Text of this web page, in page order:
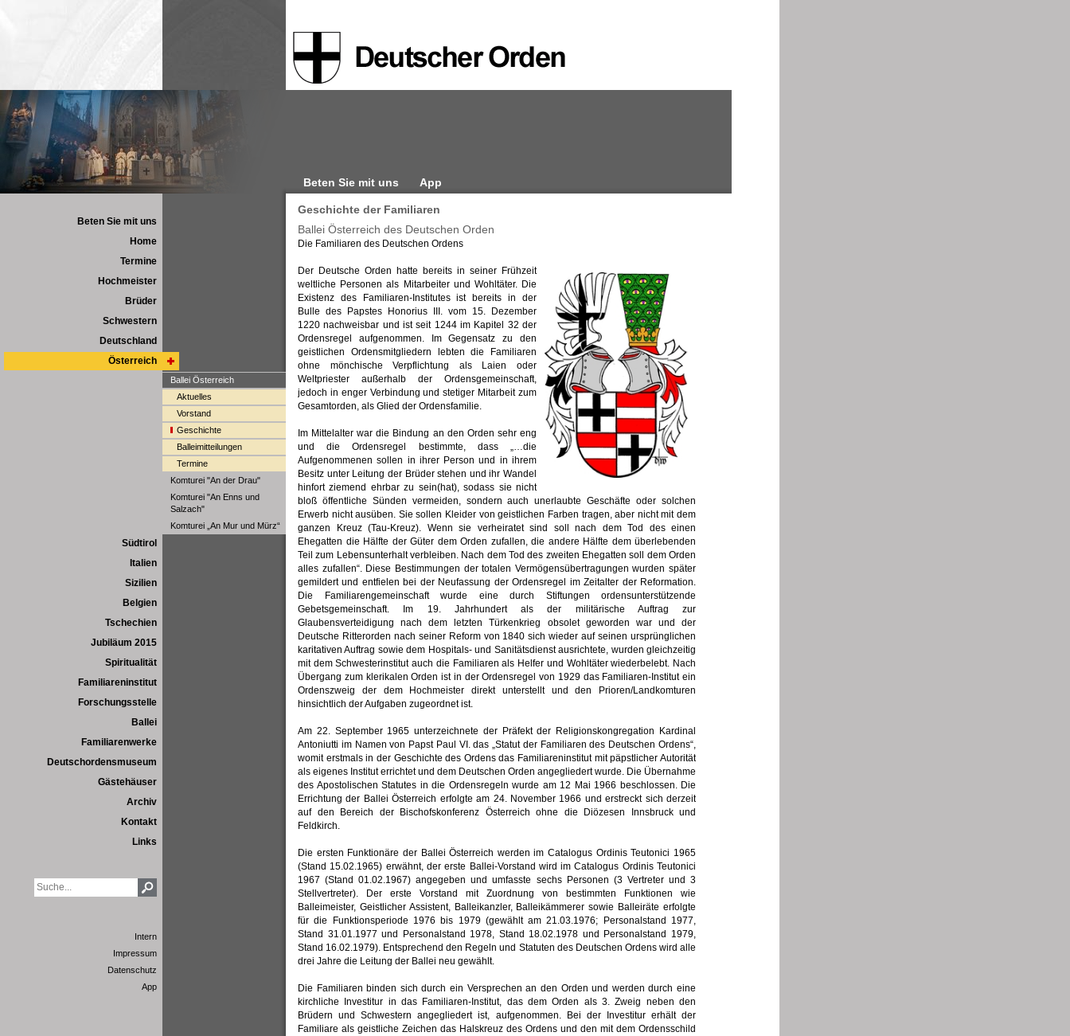
Beten Sie mit uns App
Beten Sie mit uns
Home
Termine
Hochmeister
Brüder
Schwestern
Deutschland
Österreich
Ballei Österreich
Aktuelles
Vorstand
Geschichte
Balleimitteilungen
Termine
Komturei "An der Drau"
Komturei "An Enns und
Salzach"
Komturei „An Mur und Mürz“
Südtirol
Italien
Sizilien
Belgien
Tschechien
Jubiläum 2015
Spiritualität
Familiareninstitut
Forschungsstelle
Ballei
Familiarenwerke
Deutschordensmuseum
Gästehäuser
Archiv
Kontakt
Links
Intern
Impressum
Datenschutz
App
Geschichte der Familiaren
Ballei Österreich des Deutschen Orden
Die Familiaren des Deutschen Ordens
Der Deutsche Orden hatte bereits in seiner Frühzeit
weltliche Personen als Mitarbeiter und Wohltäter. Die
Existenz des Familiaren-Institutes ist bereits in der
Bulle des Papstes Honorius III. vom 15. Dezember
1220 nachweisbar und ist seit 1244 im Kapitel 32 der
Ordensregel aufgenommen. Im Gegensatz zu den
geistlichen Ordensmitgliedern lebten die Familiaren
ohne mönchische Verpflichtung als Laien oder
Weltpriester außerhalb der Ordensgemeinschaft,
jedoch in enger Verbindung und stetiger Mitarbeit zum
Gesamtorden, als Glied der Ordensfamilie.
Im Mittelalter war die Bindung an den Orden sehr eng
und die Ordensregel bestimmte, dass „…die
Aufgenommenen sollen in ihrer Person und in ihrem
Besitz unter Leitung der Brüder stehen und ihr Wandel
hinfort ziemend ehrbar zu sein(hat), sodass sie nicht
bloß öffentliche Sünden vermeiden, sondern auch unerlaubte Geschäfte oder solchen
Erwerb nicht ausüben. Sie sollen Kleider von geistlichen Farben tragen, aber nicht mit dem
ganzen Kreuz (Tau-Kreuz). Wenn sie verheiratet sind soll nach dem Tod des einen
Ehegatten die Hälfte der Güter dem Orden zufallen, die andere Hälfte dem überlebenden
Teil zum Lebensunterhalt verbleiben. Nach dem Tod des zweiten Ehegatten soll dem Orden
alles zufallen“. Diese Bestimmungen der totalen Vermögensübertragungen wurden später
gemildert und entfielen bei der Neufassung der Ordensregel im Zeitalter der Reformation.
Die Familiarengemeinschaft wurde eine durch Stiftungen ordensunterstützende
Gebetsgemeinschaft. Im 19. Jahrhundert als der militärische Auftrag zur
Glaubensverteidigung nach dem letzten Türkenkrieg obsolet geworden war und der
Deutsche Ritterorden nach seiner Reform von 1840 sich wieder auf seinen ursprünglichen
karitativen Auftrag sowie dem Hospitals- und Sanitätsdienst ausrichtete, wurden gleichzeitig
mit dem Schwesterinstitut auch die Familiaren als Helfer und Wohltäter wiederbelebt. Nach
Übergang zum klerikalen Orden ist in der Ordensregel von 1929 das Familiaren-Institut ein
Ordenszweig der dem Hochmeister direkt unterstellt und den Prioren/Landkomturen
hinsichtlich der Aufgaben zugeordnet ist.
Am 22. September 1965 unterzeichnete der Präfekt der Religionskongregation Kardinal
Antoniutti im Namen von Papst Paul VI. das „Statut der Familiaren des Deutschen Ordens“,
womit erstmals in der Geschichte des Ordens das Familiareninstitut mit päpstlicher Autorität
als eigenes Institut errichtet und dem Deutschen Orden angegliedert wurde. Die Übernahme
des Apostolischen Statutes in die Ordensregeln wurde am 12 Mai 1966 beschlossen. Die
Errichtung der Ballei Österreich erfolgte am 24. November 1966 und erstreckt sich derzeit
auf den Bereich der Bischofskonferenz Österreich ohne die Diözesen Innsbruck und
Feldkirch.
Die ersten Funktionäre der Ballei Österreich werden im Catalogus Ordinis Teutonici 1965
(Stand 15.02.1965) erwähnt, der erste Ballei-Vorstand wird im Catalogus Ordinis Teutonici
1967 (Stand 01.02.1967) angegeben und umfasste sechs Personen (3 Vertreter und 3
Stellvertreter). Der erste Vorstand mit Zuordnung von bestimmten Funktionen wie
Balleimeister, Geistlicher Assistent, Balleikanzler, Balleikämmerer sowie Balleiräte erfolgte
für die Funktionsperiode 1976 bis 1979 (gewählt am 21.03.1976; Personalstand 1977,
Stand 31.01.1977 und Personalstand 1978, Stand 18.02.1978 und Personalstand 1979,
Stand 16.02.1979). Entsprechend den Regeln und Statuten des Deutschen Ordens wird alle
drei Jahre die Leitung der Ballei neu gewählt.
Die Familiaren binden sich durch ein Versprechen an den Orden und werden durch eine
kirchliche Investitur in das Familiaren-Institut, das dem Orden als 3. Zweig neben den
Brüdern und Schwestern angegliedert ist, aufgenommen. Bei der Investitur erhält der
Familiare als geistliche Zeichen das Halskreuz des Ordens und den mit dem Ordensschild